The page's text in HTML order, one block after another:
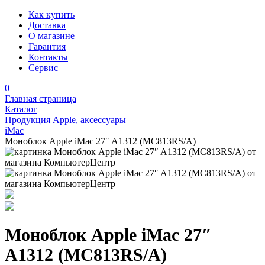
Как купить
Доставка
О магазине
Гарантия
Контакты
Сервис
0
Главная страница
Каталог
Продукция Apple, аксессуары
iMac
Моноблок Apple iMac 27″ A1312 (MC813RS/A)
Моноблок Apple iMac 27″
A1312 (MC813RS/A)